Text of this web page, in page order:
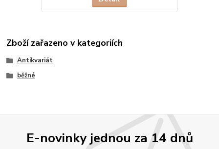
Zboží zařazeno v kategoriích
Antikvariát
běžné
E-novinky jednou za 14 dnů